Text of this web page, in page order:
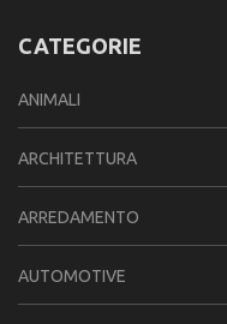
CATEGORIE
ANIMALI
ARCHITETTURA
ARREDAMENTO
AUTOMOTIVE